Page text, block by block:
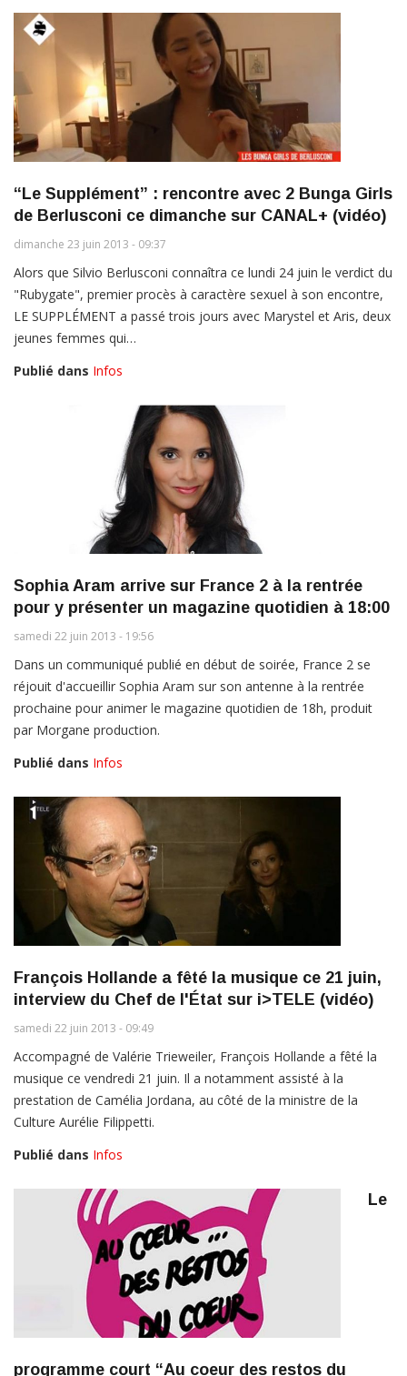
“Le Supplément” : rencontre avec 2 Bunga Girls
de Berlusconi ce dimanche sur CANAL+ (vidéo)
dimanche 23 juin 2013 - 09:37
Alors que Silvio Berlusconi connaîtra ce lundi 24 juin le verdict du
"Rubygate", premier procès à caractère sexuel à son encontre,
LE SUPPLÉMENT a passé trois jours avec Marystel et Aris, deux
jeunes femmes qui…
Publié dans Infos
Sophia Aram arrive sur France 2 à la rentrée
pour y présenter un magazine quotidien à 18:00
samedi 22 juin 2013 - 19:56
Dans un communiqué publié en début de soirée, France 2 se
réjouit d'accueillir Sophia Aram sur son antenne à la rentrée
prochaine pour animer le magazine quotidien de 18h, produit
par Morgane production.
Publié dans Infos
François Hollande a fêté la musique ce 21 juin,
interview du Chef de l'État sur i>TELE (vidéo)
samedi 22 juin 2013 - 09:49
Accompagné de Valérie Trieweiler, François Hollande a fêté la
musique ce vendredi 21 juin. Il a notamment assisté à la
prestation de Camélia Jordana, au côté de la ministre de la
Culture Aurélie Filippetti.
Publié dans Infos
Le
programme court “Au coeur des restos du